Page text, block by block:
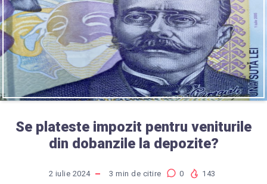
Se plateste impozit pentru veniturile
din dobanzile la depozite?
2 iulie 2024 3 min de citire 0 143